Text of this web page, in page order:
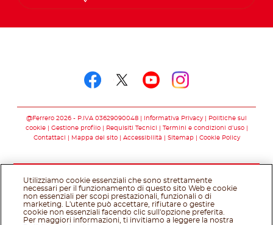
@Ferrero 2026 - P.IVA 03629090048 Informativa Privacy
Politiche sui
cookie
Gestione profilo Requisiti Tecnici
Termini e condizioni d’uso
Contattaci
Mappa del sito Accessibilità Sitemap Cookie Policy
Utilizziamo cookie essenziali che sono strettamente
necessari per il funzionamento di questo sito Web e cookie
non essenziali per scopi prestazionali, funzionali o di
marketing. L'utente può accettare, rifiutare o gestire
cookie non essenziali facendo clic sull'opzione preferita.
Per maggiori informazioni, ti invitiamo a leggere la nostra